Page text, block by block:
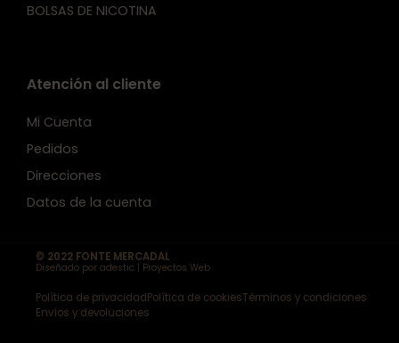
BOLSAS DE NICOTINA
Atención al cliente
Mi Cuenta
Pedidos
Direcciones
Datos de la cuenta
© 2022 FONTE MERCADAL
Diseñado por adestic | Proyectos Web
Política de privacidadPolítica de cookiesTérminos y condiciones
Envíos y devoluciones